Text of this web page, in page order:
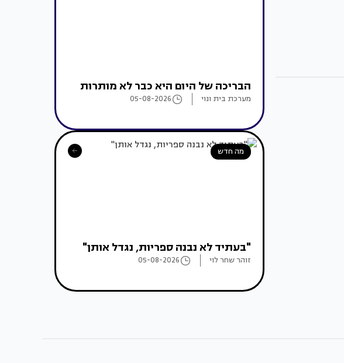
הבריכה של היום היא כבר לא מותרות
מערכת בית ונוי 05-08-2026
מה חדש
"בעתיד לא נבנה ספריות, נגדל אותן"
זוהר שחר לוי 05-08-2026